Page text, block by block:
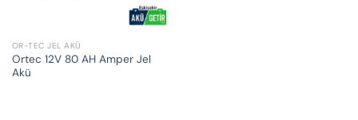
OR-TEC JEL AKÜ
Ortec 12V 80 AH Amper Jel
Akü